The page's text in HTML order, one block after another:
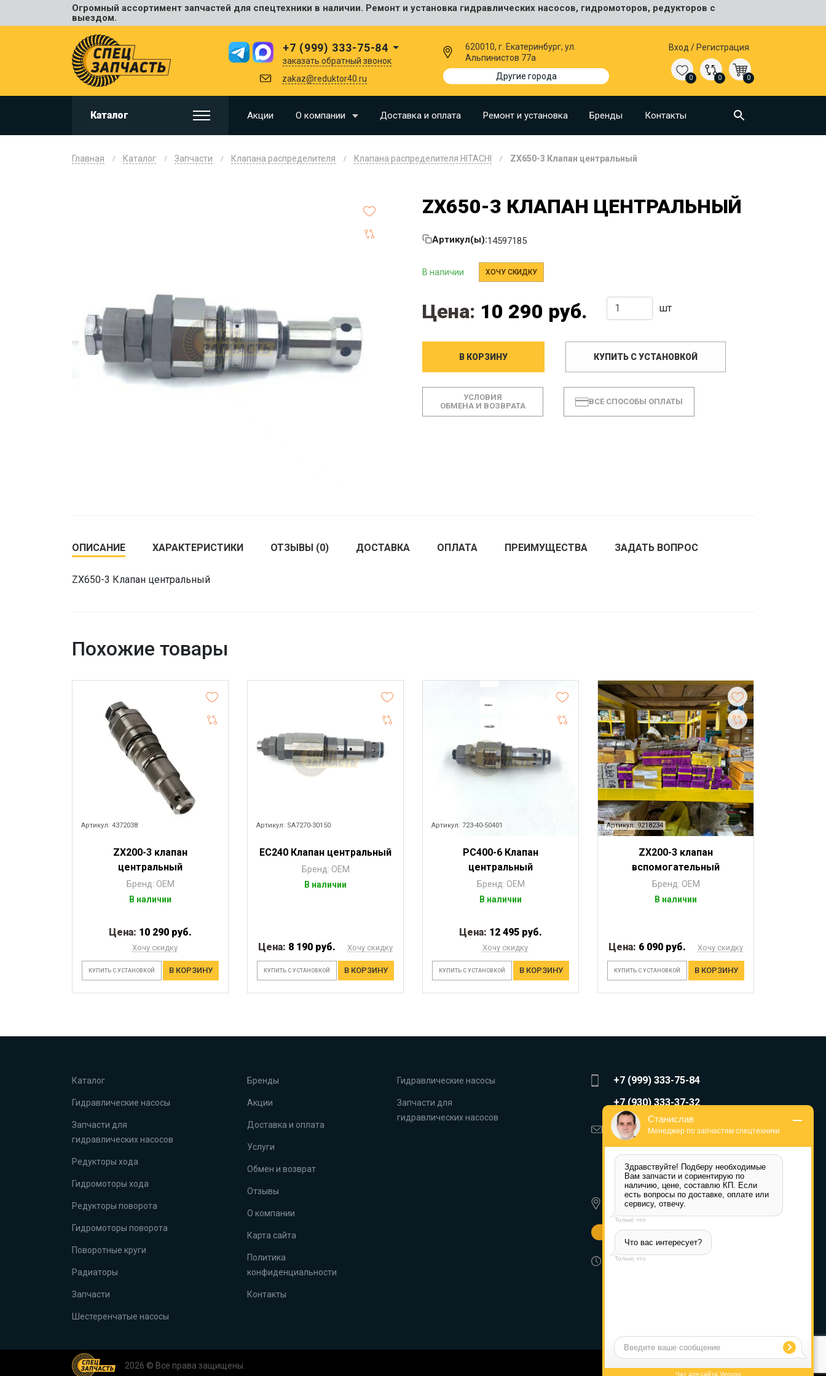
Огромный ассортимент запчастей для спецтехники в наличии. Ремонт и установка гидравлических насосов, гидромоторов, редукторов с
выездом.
+7 (999) 333-75-84
заказать обратный звонок
zakaz@reduktor40.ru
620010, г. Екатеринбург, ул.
Альпинистов 77а
Другие города
Вход / Регистрация
0 0 0
Каталог Акции О компании Доставка и оплата Ремонт и установка Бренды Контакты
Универсальные
HITACHI
HYUNDAI
VOLVO
CAT
CASE
Главная Каталог Запчасти Клапана распределителя Клапана распределителя HITACHI ZX650-3 Клапан центральный
ZX650-3 КЛАПАН ЦЕНТРАЛЬНЫЙ
Артикул(ы):14597185
В наличии ХОЧУ СКИДКУ
Цена: 10 290 руб. шт
В КОРЗИНУ КУПИТЬ С УСТАНОВКОЙ
УСЛОВИЯ
ОБМЕНА И ВОЗВРАТА
ВСЕ СПОСОБЫ ОПЛАТЫ
ОПИСАНИЕ ХАРАКТЕРИСТИКИ ОТЗЫВЫ (0) ДОСТАВКА ОПЛАТА ПРЕИМУЩЕСТВА ЗАДАТЬ ВОПРОС
ZX650-3 Клапан центральный
Похожие товары
Артикул: 4372038
ZX200-3 клапан
центральный
Бренд: OEM
В наличии
Цена: 10 290 руб.
Хочу скидку
КУПИТЬ С УСТАНОВКОЙ В КОРЗИНУ
Артикул: SA7270-30150
EC240 Клапан центральный
Бренд: OEM
В наличии
Цена: 8 190 руб. Хочу скидку
КУПИТЬ С УСТАНОВКОЙ В КОРЗИНУ
Артикул: 723-40-50401
PC400-6 Клапан
центральный
Бренд: OEM
В наличии
Цена: 12 495 руб.
Хочу скидку
КУПИТЬ С УСТАНОВКОЙ В КОРЗИНУ
Артикул: 9218234
ZX200-3 клапан
вспомогательный
Бренд: OEM
В наличии
Цена: 6 090 руб. Хочу скидку
КУПИТЬ С УСТАНОВКОЙ В КОРЗИНУ
Каталог
Гидравлические насосы
Запчасти для
гидравлических насосов
Редукторы хода
Гидромоторы хода
Редукторы поворота
Гидромоторы поворота
Поворотные круги
Радиаторы
Запчасти
Шестеренчатые насосы
Бренды
Акции
Доставка и оплата
Услуги
Обмен и возврат
Отзывы
О компании
Карта сайта
Политика
конфиденциальности
Контакты
Гидравлические насосы
Запчасти для
гидравлических насосов
+7 (999) 333-75-84
+7 (930) 333-37-32
zakaz@reduktor40.ru
reduktora40@mail.ru
620010, г. Екатеринбург, ул.
Альпинистов 77а
Другие города
Пн-Пт: 8:30-17:30 (МСК) Сб-Вс:
2026 © Все права защищены. Сделано в
Станислав
Менеджер по запчастям спецтехники
Здравствуйте! Подберу необходимые
Вам запчасти и сориентирую по
наличию, цене, составлю КП. Если
есть вопросы по доставке, оплате или
сервису, отвечу.
Только что
Что вас интересует?
Только что
Чат для сайта Venyoo